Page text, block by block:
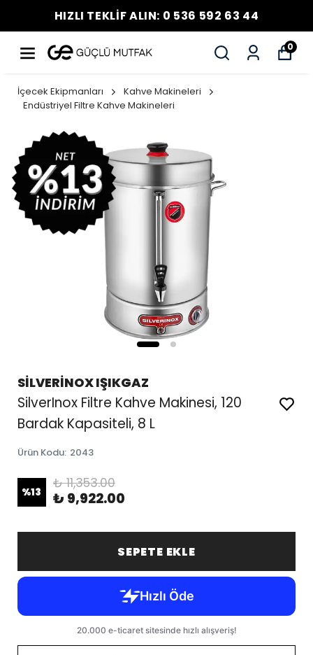
HIZLI TEKLİF ALIN: 0 536 592 63 44
0
İçecek Ekipmanları
Kahve Makineleri
Endüstriyel Filtre Kahve Makineleri
SİLVERİNOX IŞIKGAZ
SilverInox Filtre Kahve Makinesi, 120
Bardak Kapasiteli, 8 L
Ürün Kodu: 2043
%13
₺ 11,353.00
₺ 9,922.00
SEPETE EKLE